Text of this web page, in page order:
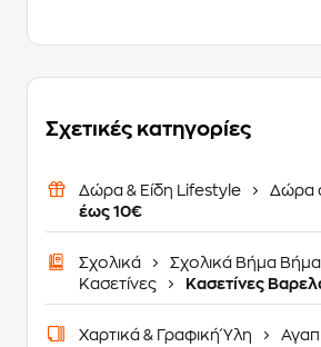
Σχετικές κατηγορίες
Δώρα & Είδη Lifestyle
Δώρα
έως 10€
Σχολικά
Σχολικά Βήμα Βήμα
Κασετίνες
Κασετίνες
Χαρτικά & Γραφική Ύλη